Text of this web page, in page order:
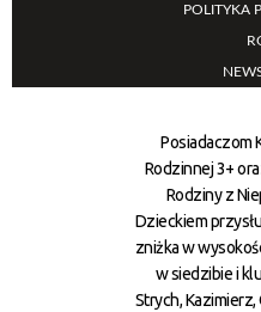
POLITYKA
Posiadaczom
Rodzinnej 3+
Rodziny z
Dzieckiem
zniżka w
w siedzibie i
Strych,